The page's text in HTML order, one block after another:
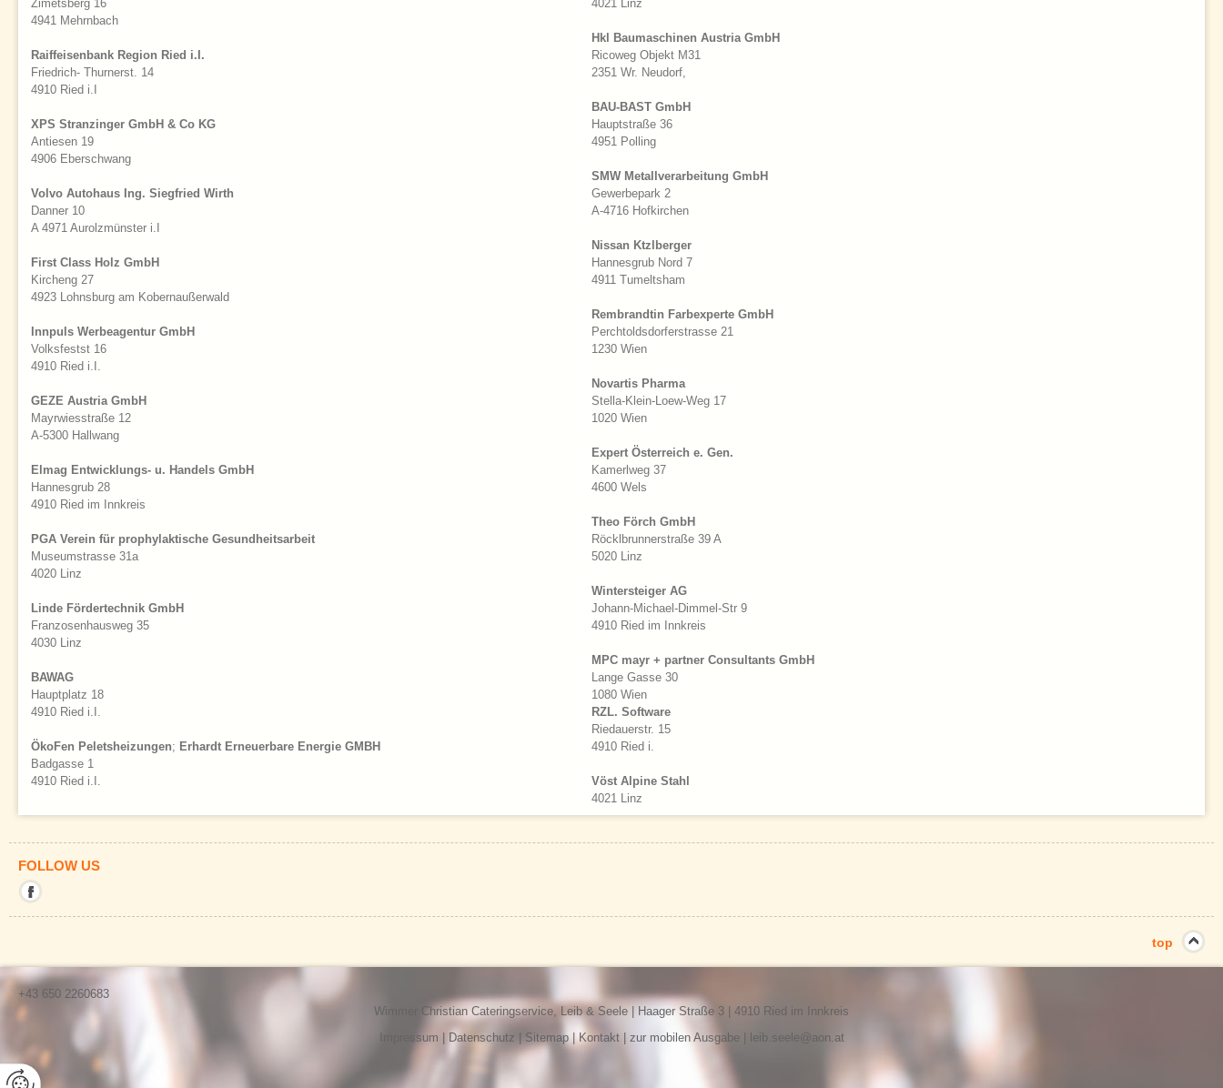
Zimetsberg 16
4941 Mehrnbach
Raiffeisenbank Region Ried i.I.
Friedrich- Thurnerst. 14
4910 Ried i.I
XPS Stranzinger GmbH & Co KG
Antiesen 19
4906 Eberschwang
Volvo Autohaus Ing. Siegfried Wirth
Danner 10
A 4971 Aurolzmünster i.I
First Class Holz GmbH
Kircheng 27
4923 Lohnsburg am Kobernaußerwald
Innpuls Werbeagentur GmbH
Volksfestst 16
4910 Ried i.I.
GEZE Austria GmbH
Mayrwiesstraße 12
A-5300 Hallwang
Elmag Entwicklungs- u. Handels GmbH
Hannesgrub 28
4910 Ried im Innkreis
PGA Verein für prophylaktische Gesundheitsarbeit
Museumstrasse 31a
4020 Linz
Linde Fördertechnik GmbH
Franzosenhausweg 35
4030 Linz
BAWAG
Hauptplatz 18
4910 Ried i.I.
ÖkoFen Peletsheizungen; Erhardt Erneuerbare Energie GMBH
Badgasse 1
4910 Ried i.I.
4021 Linz
Hkl Baumaschinen Austria GmbH
Ricoweg Objekt M31
2351 Wr. Neudorf,
BAU-BAST GmbH
Hauptstraße 36
4951 Polling
SMW Metallverarbeitung GmbH
Gewerbepark 2
A-4716 Hofkirchen
Nissan Ktzlberger
Hannesgrub Nord 7
4911 Tumeltsham
Rembrandtin Farbexperte GmbH
Perchtoldsdorferstrasse 21
1230 Wien
Novartis Pharma
Stella-Klein-Loew-Weg 17
1020 Wien
Expert Österreich e. Gen.
Kamerlweg 37
4600 Wels
Theo Förch GmbH
Röcklbrunnerstraße 39 A
5020 Linz
Wintersteiger AG
Johann-Michael-Dimmel-Str 9
4910 Ried im Innkreis
MPC mayr + partner Consultants GmbH
Lange Gasse 30
1080 Wien
RZL. Software
Riedauerstr. 15
4910 Ried i.
Vöst Alpine Stahl
4021 Linz
FOLLOW US
Link
die
aktuelle
Seite.
top
+43 650 2260683
Wimmer Christian Cateringservice, Leib & Seele | Haager Straße 3 | 4910 Ried im Innkreis
Impressum | Datenschutz | Sitemap| Kontakt| zur mobilen Ausgabe| leib.seele@aon.at